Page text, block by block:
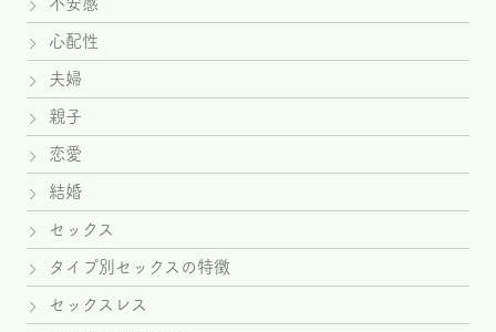
心配性
夫婦
親子
恋愛
結婚
セックス
タイプ別セックスの特徴
セックスレス